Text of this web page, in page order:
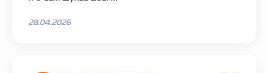
28.04.2026